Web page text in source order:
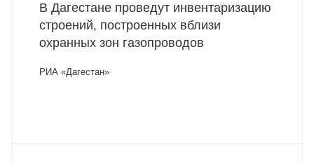
В Дагестане проведут инвентаризацию
строений, построенных вблизи
охранных зон газопроводов
РИА «Дагестан»